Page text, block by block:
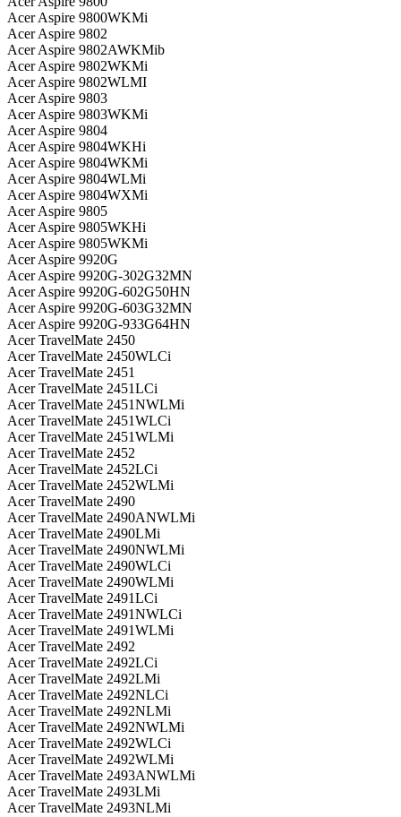
Acer Aspire 9800WKMi
Acer Aspire 9802
Acer Aspire 9802AWKMib
Acer Aspire 9802WKMi
Acer Aspire 9802WLMI
Acer Aspire 9803
Acer Aspire 9803WKMi
Acer Aspire 9804
Acer Aspire 9804WKHi
Acer Aspire 9804WKMi
Acer Aspire 9804WLMi
Acer Aspire 9804WXMi
Acer Aspire 9805
Acer Aspire 9805WKHi
Acer Aspire 9805WKMi
Acer Aspire 9920G
Acer Aspire 9920G-302G32MN
Acer Aspire 9920G-602G50HN
Acer Aspire 9920G-603G32MN
Acer Aspire 9920G-933G64HN
Acer TravelMate 2450
Acer TravelMate 2450WLCi
Acer TravelMate 2451
Acer TravelMate 2451LCi
Acer TravelMate 2451NWLMi
Acer TravelMate 2451WLCi
Acer TravelMate 2451WLMi
Acer TravelMate 2452
Acer TravelMate 2452LCi
Acer TravelMate 2452WLMi
Acer TravelMate 2490
Acer TravelMate 2490ANWLMi
Acer TravelMate 2490LMi
Acer TravelMate 2490NWLMi
Acer TravelMate 2490WLCi
Acer TravelMate 2490WLMi
Acer TravelMate 2491LCi
Acer TravelMate 2491NWLCi
Acer TravelMate 2491WLMi
Acer TravelMate 2492
Acer TravelMate 2492LCi
Acer TravelMate 2492LMi
Acer TravelMate 2492NLCi
Acer TravelMate 2492NLMi
Acer TravelMate 2492NWLMi
Acer TravelMate 2492WLCi
Acer TravelMate 2492WLMi
Acer TravelMate 2493ANWLMi
Acer TravelMate 2493LMi
Acer TravelMate 2493NLMi